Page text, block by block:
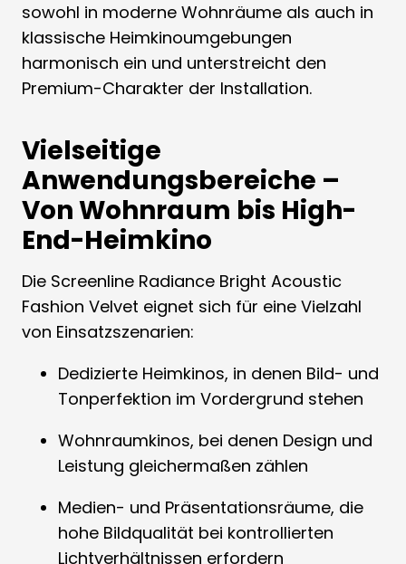
sowohl in moderne Wohnräume als auch in
klassische Heimkinoumgebungen
harmonisch ein und unterstreicht den
Premium-Charakter der Installation.
Vielseitige
Anwendungsbereiche –
Von Wohnraum bis High-
End-Heimkino
Die Screenline Radiance Bright Acoustic
Fashion Velvet eignet sich für eine Vielzahl
von Einsatzszenarien:
Dedizierte Heimkinos, in denen Bild- und
Tonperfektion im Vordergrund stehen
Wohnraumkinos, bei denen Design und
Leistung gleichermaßen zählen
Medien- und Präsentationsräume, die
hohe Bildqualität bei kontrollierten
Lichtverhältnissen erfordern